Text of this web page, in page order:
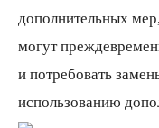
новости
обо
дополнительных
могут
и потребовать
использованию